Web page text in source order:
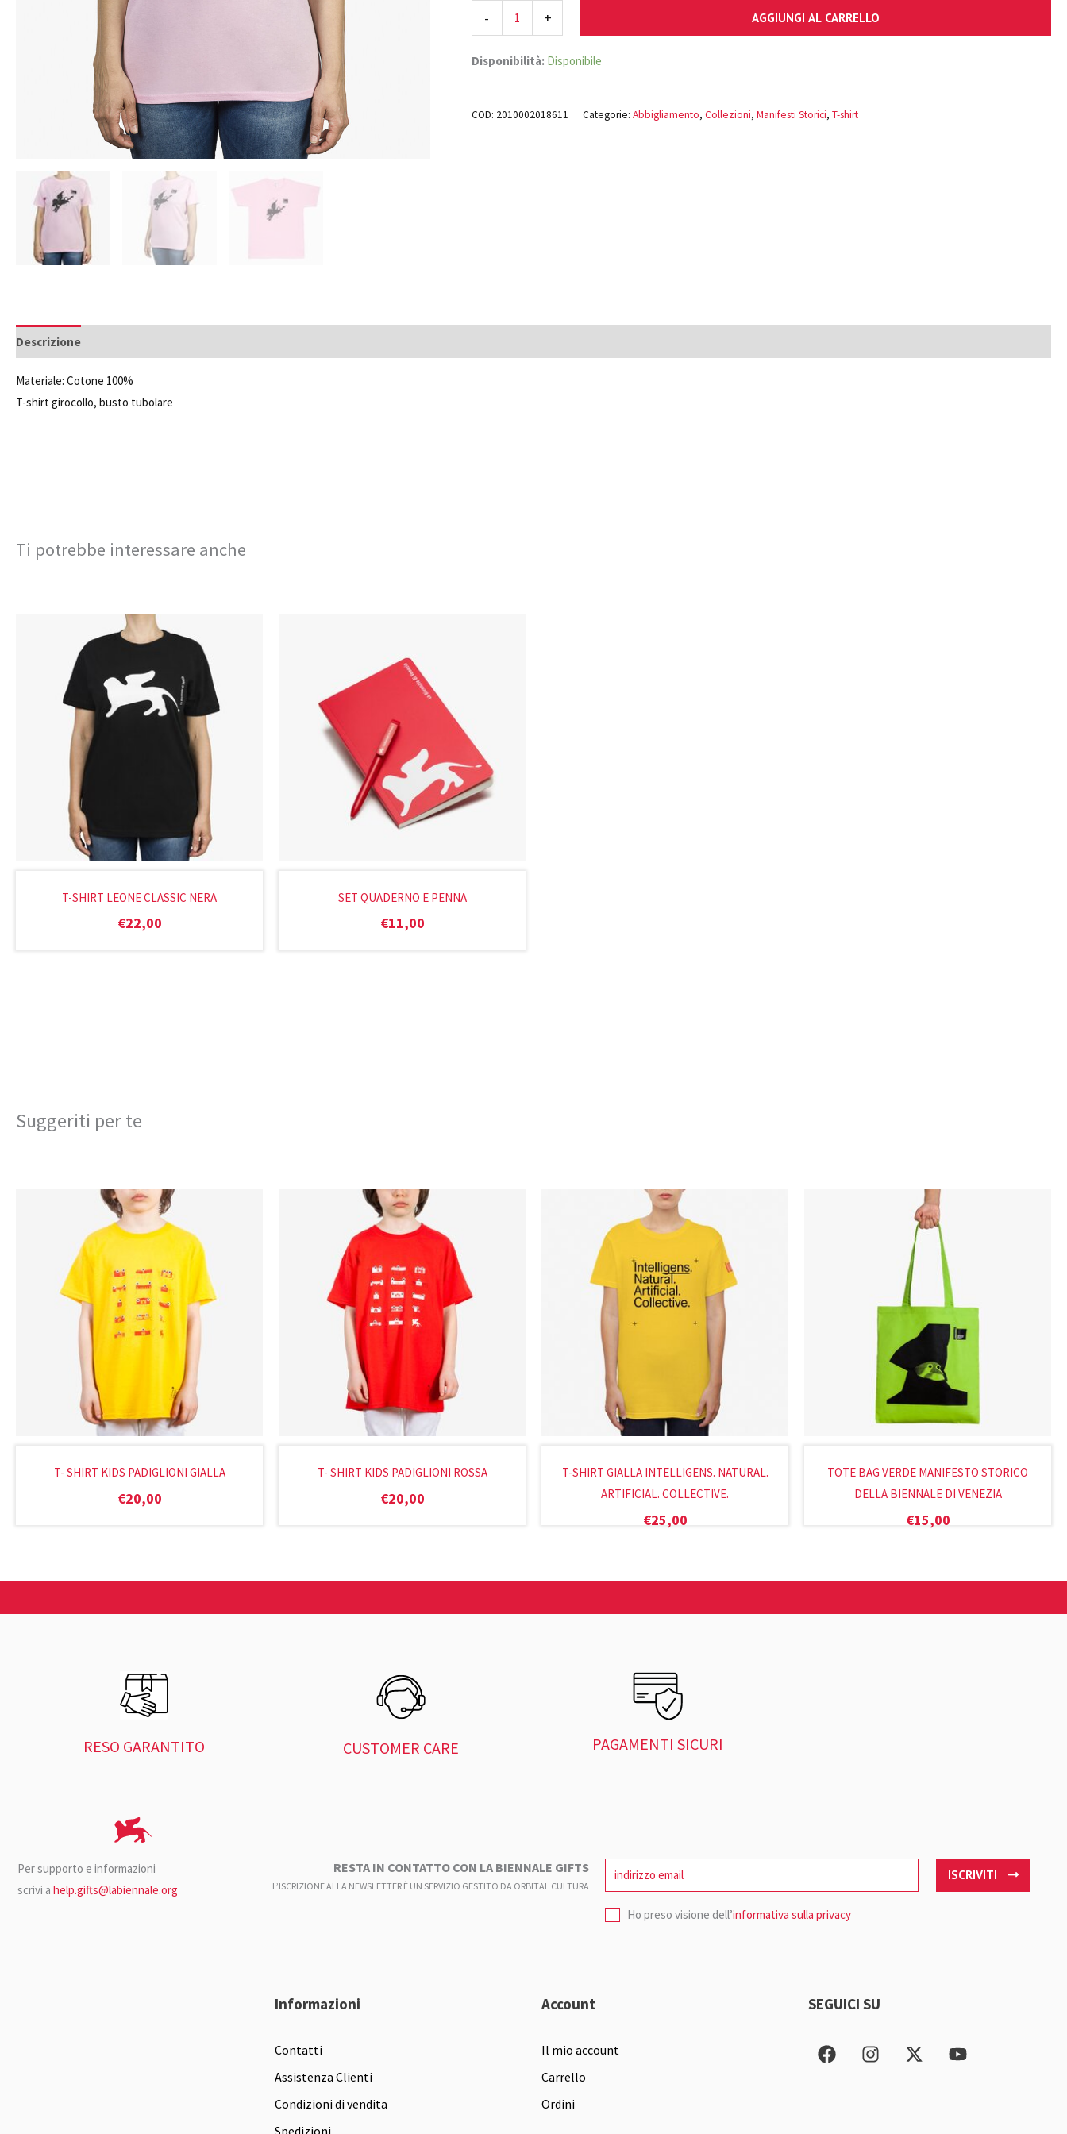
Disponibilità: Disponibile
- + AGGIUNGI AL CARRELLO
COD: 2010002018611 Categorie: Abbigliamento, Collezioni, Manifesti Storici, T-shirt
Descrizione
Materiale: Cotone 100%
T-shirt girocollo, busto tubolare
Ti potrebbe interessare anche
T-SHIRT LEONE CLASSIC NERA
€22,00
SET QUADERNO E PENNA
€11,00
Suggeriti per te
T- SHIRT KIDS PADIGLIONI GIALLA
€20,00
T- SHIRT KIDS PADIGLIONI ROSSA
€20,00
T-SHIRT GIALLA INTELLIGENS. NATURAL.
ARTIFICIAL. COLLECTIVE.
€25,00
TOTE BAG VERDE MANIFESTO STORICO
DELLA BIENNALE DI VENEZIA
€15,00
RESO GARANTITO CUSTOMER CARE PAGAMENTI SICURI
Per supporto e informazioni
scrivi a help.gifts@labiennale.org
RESTA IN CONTATTO CON LA BIENNALE GIFTS
L’ISCRIZIONE ALLA NEWSLETTER È UN SERVIZIO GESTITO DA ORBITAL CULTURA
ISCRIVITI
Ho preso visione dell’informativa sulla privacy
Informazioni
Contatti
Assistenza Clienti
Condizioni di vendita
Spedizioni
Account
Il mio account
Carrello
Ordini
SEGUICI SU
F
a
I
n
X
-
Y
o